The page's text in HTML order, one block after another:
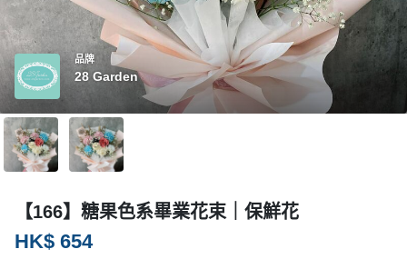
冊
服
務
及
產
品
品牌
28 Garden
【166】糖果色系畢業花束｜保鮮花
HK$ 654